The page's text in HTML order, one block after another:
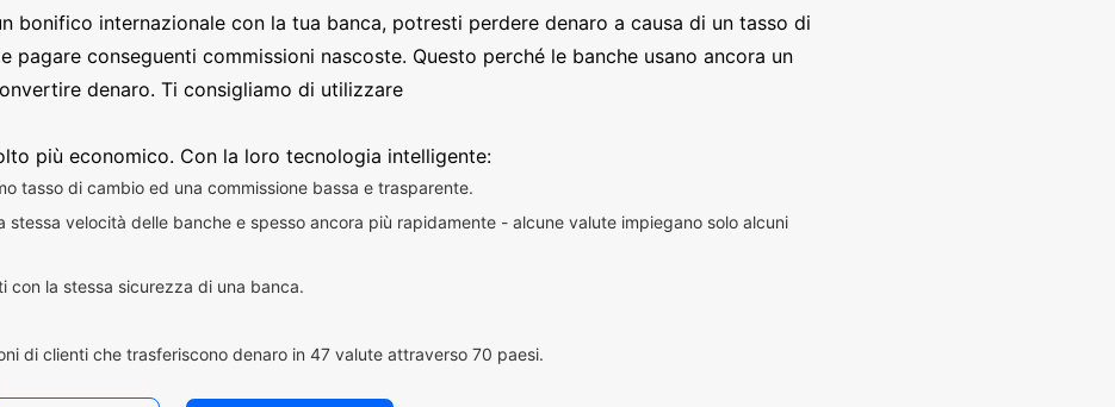
bonifico internazionale con la tua banca, potresti perdere denaro a causa di un tasso di
pagare conseguenti commissioni nascoste. Questo perché le banche usano ancora un
denaro. Ti consigliamo di utilizzare
più economico. Con la loro tecnologia intelligente:
tasso di cambio ed una commissione bassa e trasparente.
stessa velocità delle banche e spesso ancora più rapidamente - alcune valute impiegano solo alcuni
con la stessa sicurezza di una banca.
di clienti che trasferiscono denaro in 47 valute attraverso 70 paesi.